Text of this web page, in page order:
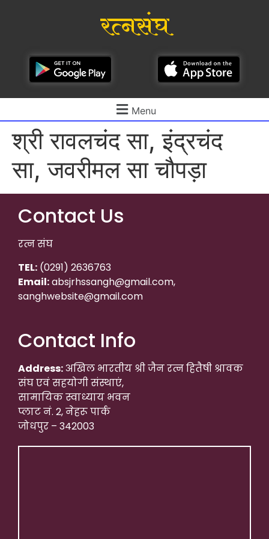
रत्नसंघ
Menu
श्री रावलचंद सा, इंद्रचंद
सा, जवरीमल सा चौपड़ा
Contact Us
रत्न संघ
TEL: (0291) 2636763
Email:absjrhssangh@gmail.com,
sanghwebsite@gmail.com
Contact Info
Address:अखिल भारतीय श्री जैन रत्न हितैषी श्रावक
संघ एवं सहयोगी संस्थाएं,
सामायिक स्वाध्याय भवन
प्लाट नं. 2, नेहरू पार्क
जोधपुर – 342003